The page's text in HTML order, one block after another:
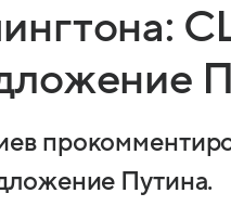
Путина.